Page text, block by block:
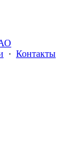
· Контакты